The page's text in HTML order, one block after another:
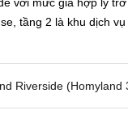
tầng 2 là khu dịch
Riverside (Homyland